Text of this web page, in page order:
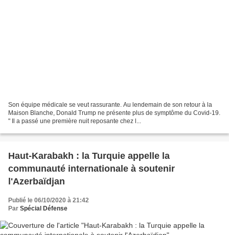
Son équipe médicale se veut rassurante. Au lendemain de son retour à la
Maison Blanche, Donald Trump ne présente plus de symptôme du Covid-19.
" Il a passé une première nuit reposante chez l...
Haut-Karabakh : la Turquie appelle la
communauté internationale à soutenir
l'Azerbaïdjan
Publié le 06/10/2020 à 21:42
Par Spécial Défense